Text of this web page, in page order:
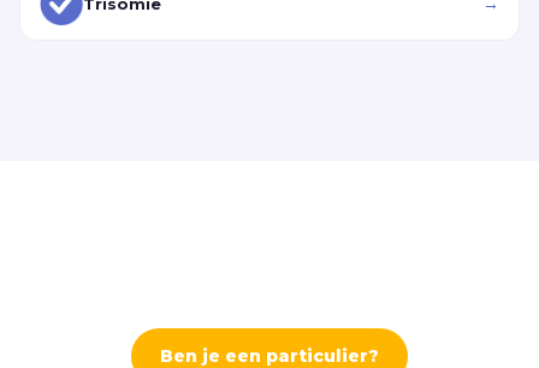
Ben je een particulier?